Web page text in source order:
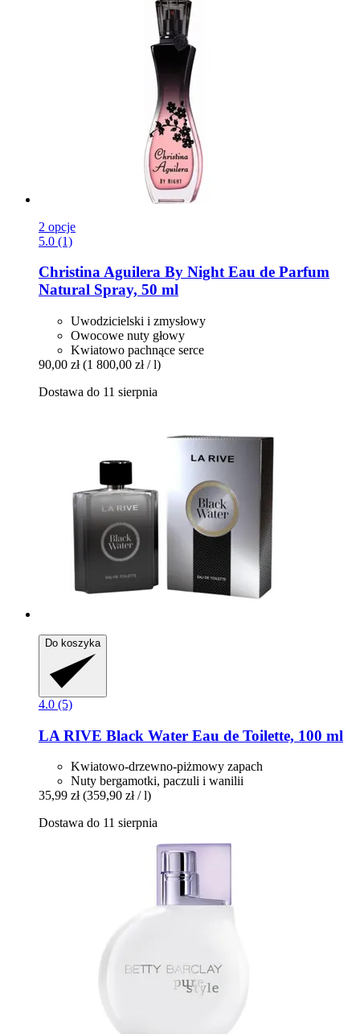
2 opcje
5.0 (1)
Christina Aguilera By Night Eau de Parfum
Natural Spray, 50 ml
Uwodzicielski i zmysłowy
Owocowe nuty głowy
Kwiatowo pachnące serce
90,00 zł (1 800,00 zł / l)
Dostawa do 11 sierpnia
Do koszyka
4.0 (5)
LA RIVE Black Water Eau de Toilette, 100 ml
Kwiatowo-drzewno-piżmowy zapach
Nuty bergamotki, paczuli i wanilii
35,99 zł (359,90 zł / l)
Dostawa do 11 sierpnia